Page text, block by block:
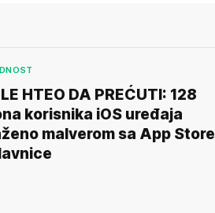
HTEO DA PREĆUTI: 128
korisnika iOS uređaja
malverom sa App Store